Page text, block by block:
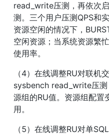
read_write压测，再依次
测。三个用户压测QPS和
资源空闲的情况下，
空闲资源；当系统资源繁
使用率。
（4）在线调整RU对联机
sysbench read_write压测
源组的RU值。资源组配置
用。
（5）在线调整RU对单